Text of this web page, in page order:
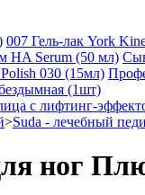
007 Гель-лак York
(1шт)
>Suda - лечебный
ног